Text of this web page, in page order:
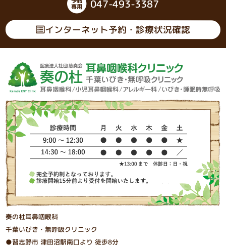
047-493-3387
インターネット予約・診療状況確認
奏の杜耳鼻咽喉科
千葉いびき・無呼吸クリニック
●習志野市 津⽥沼駅南⼝より 徒歩8分